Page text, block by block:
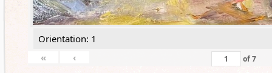
Orientation: 1
«
‹ of7